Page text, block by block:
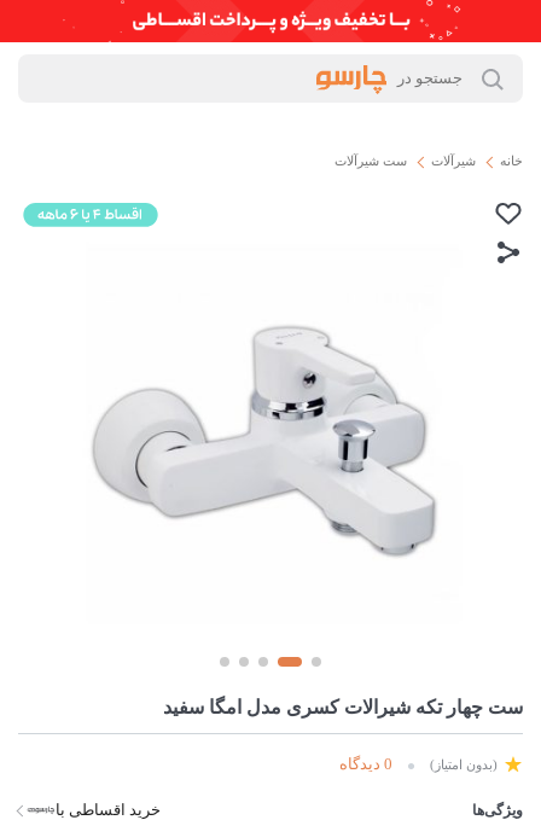
خانه شیرآلات ست شیرآلات
ست چهار تکه شیرالات کسری مدل امگا سفید
(بدون امتیاز) 0 دیدگاه
ویژگی‌ها خرید اقساطی با